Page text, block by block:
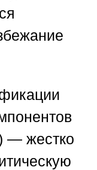
— жестко